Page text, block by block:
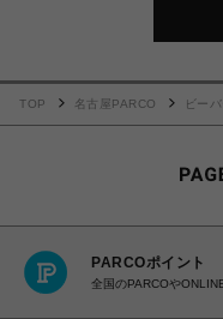
TOP 名古屋PARCO ビーバ
PARCOポイント
全国のPARCOや